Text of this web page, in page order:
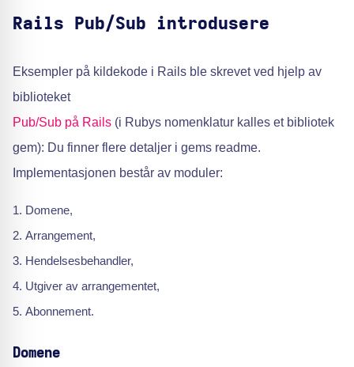
Rails Pub/Sub introdusere
Eksempler på kildekode i Rails ble skrevet ved hjelp av
biblioteket
Pub/Sub på Rails (i Rubys nomenklatur kalles et bibliotek
gem): Du finner flere detaljer i gems readme.
Implementasjonen består av moduler:
Domene,
Arrangement,
Hendelsesbehandler,
Utgiver av arrangementet,
Abonnement.
Domene